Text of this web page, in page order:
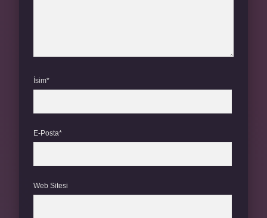
İsim*
E-Posta*
Web Sitesi